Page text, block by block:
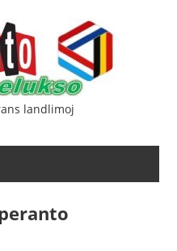
landlimoj